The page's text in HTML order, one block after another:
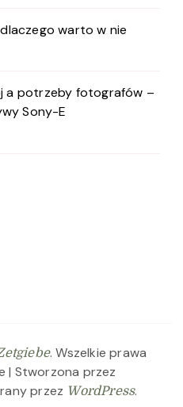
warto w nie
a potrzeby fotografów –
Sony-E
. Wszelkie prawa
| Stworzona przez
przez WordPress.